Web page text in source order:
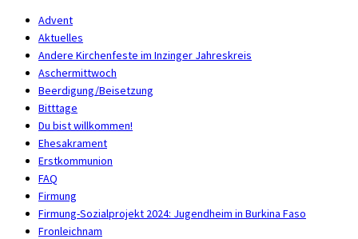
Advent
Aktuelles
Andere Kirchenfeste im Inzinger Jahreskreis
Aschermittwoch
Beerdigung/Beisetzung
Bitttage
Du bist willkommen!
Ehesakrament
Erstkommunion
FAQ
Firmung
Firmung-Sozialprojekt 2024: Jugendheim in Burkina Faso
Fronleichnam